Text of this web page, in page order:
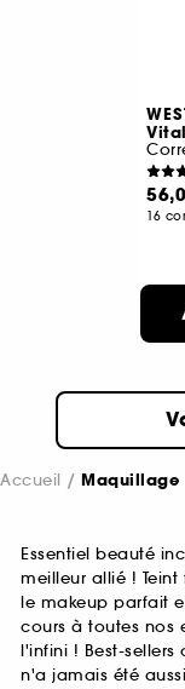
16
Accueil Maquillage
Essentiel beauté
meilleur allié !
le makeup parfait
cours à toutes nos
l'infini ! Best-
n'a jamais été